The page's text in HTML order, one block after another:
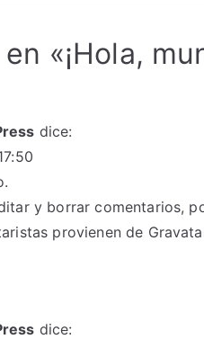
«¡Hola,
dice:
y borrar comentarios,
provienen de
dice: